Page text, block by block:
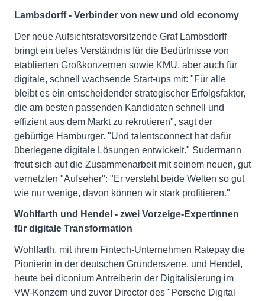
Lambsdorff - Verbinder von new und old economy
Der neue Aufsichtsratsvorsitzende Graf Lambsdorff
bringt ein tiefes Verständnis für die Bedürfnisse von
etablierten Großkonzernen sowie KMU, aber auch für
digitale, schnell wachsende Start-ups mit: "Für alle
bleibt es ein entscheidender strategischer Erfolgsfaktor,
die am besten passenden Kandidaten schnell und
effizient aus dem Markt zu rekrutieren", sagt der
gebürtige Hamburger. "Und talentsconnect hat dafür
überlegene digitale Lösungen entwickelt." Sudermann
freut sich auf die Zusammenarbeit mit seinem neuen, gut
vernetzten "Aufseher": "Er versteht beide Welten so gut
wie nur wenige, davon können wir stark profitieren."
Wohlfarth und Hendel - zwei Vorzeige-Expertinnen
für digitale Transformation
Wohlfarth, mit ihrem Fintech-Unternehmen Ratepay die
Pionierin in der deutschen Gründerszene, und Hendel,
heute bei diconium Antreiberin der Digitalisierung im
VW-Konzern und zuvor Director des "Porsche Digital